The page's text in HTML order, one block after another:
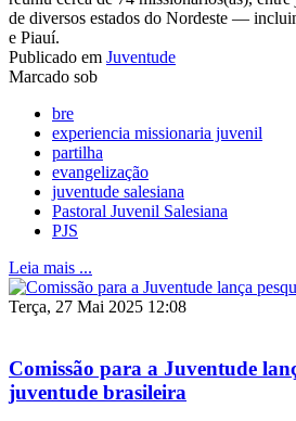
de diversos estados do Nordeste —
e Piauí.
Publicado em Juventude
Marcado sob
bre
experiencia missionaria juvenil
partilha
evangelização
juventude salesiana
Pastoral Juvenil Salesiana
PJS
Leia mais ...
Terça, 27 Mai 2025 12:08
Comissão para a Juventude
juventude brasileira